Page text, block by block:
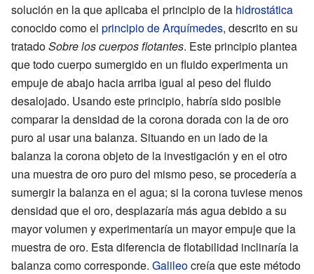
solución en la que aplicaba el principio de la hidrostática
conocido como el principio de Arquímedes, descrito en su
tratadoSobre los cuerpos flotantes. Este principio plantea
que todo cuerpo sumergido en un fluido experimenta un
empuje de abajo hacia arriba igual al peso del fluido
desalojado. Usando este principio, habría sido posible
comparar la densidad de la corona dorada con la de oro
puro al usar una balanza. Situando en un lado de la
balanza la corona objeto de la investigación y en el otro
una muestra de oro puro del mismo peso, se procedería a
sumergir la balanza en el agua; si la corona tuviese menos
densidad que el oro, desplazaría más agua debido a su
mayor volumen y experimentaría un mayor empuje que la
muestra de oro. Esta diferencia de flotabilidad inclinaría la
balanza como corresponde. Galileocreía que este método